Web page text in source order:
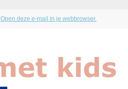
Open deze e-mail in je webbrowser.